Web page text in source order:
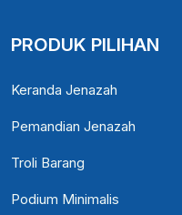
PRODUK PILIHAN
Keranda Jenazah
Pemandian Jenazah
Troli Barang
Podium Minimalis